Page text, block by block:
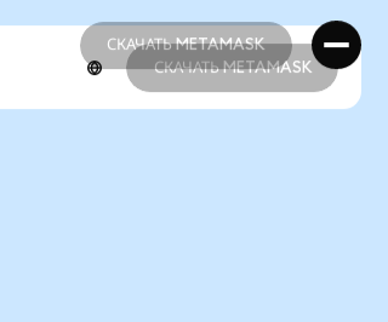
СКАЧАТЬ METAMASK
СКАЧАТЬ METAMASK
СКАЧАТЬ METAMASK